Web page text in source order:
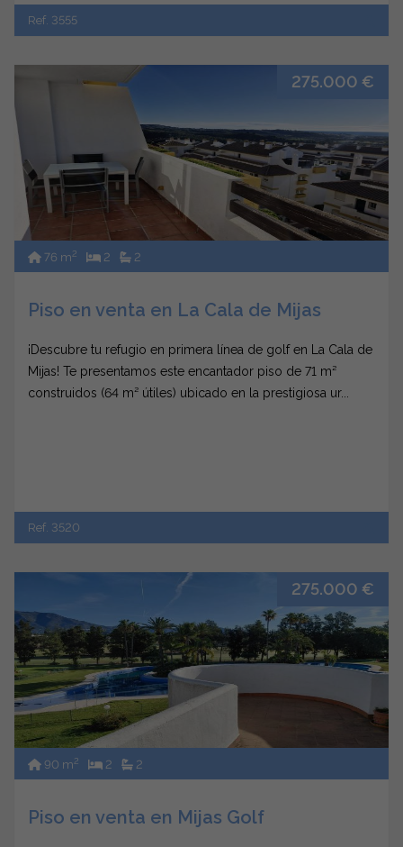
Ref. 3555
275.000 €
76 m2 2 2
Piso en venta en La Cala de Mijas
¡Descubre tu refugio en primera línea de golf en La Cala de
Mijas! Te presentamos este encantador piso de 71 m²
construidos (64 m² útiles) ubicado en la prestigiosa ur...
Ref. 3520
275.000 €
90 m2 2 2
Piso en venta en Mijas Golf